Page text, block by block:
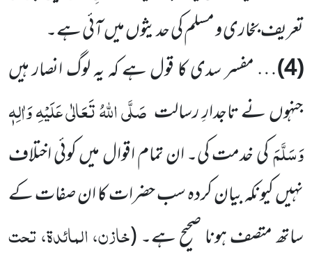
تعریف بخاری و مسلم کی حدیثوں میں آئی ہے۔
(4) … مفسر سدی کا قول ہے کہ یہ لوگ انصار ہیں
جنہوں نے تاجدارِ رسالتصَلَّی اللہُ تَعَالٰی عَلَیْہِ وَاٰلِہٖ
وَسَلَّمَکی خدمت کی۔ ان تمام اقوال میں کوئی اختلاف
نہیں کیونکہ بیان کردہ سب حضرات کا ان صفات کے
ساتھ متصف ہونا صحیح ہے۔ (خازن، المائدۃ، تحت